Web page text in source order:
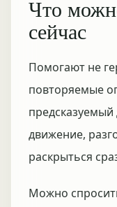
Что
сейчас
Помогают не
повторяемые
движение,
раскрыться
Можно